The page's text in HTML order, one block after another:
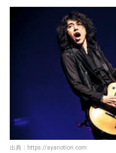
出典： https://ayanotion.com